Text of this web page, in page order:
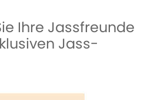
Ihre Jassfreunde
Jass-